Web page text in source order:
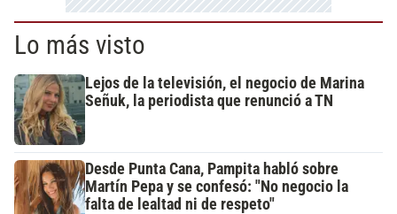
Lo más visto
Lejos de la televisión, el negocio de Marina
Señuk, la periodista que renunció a TN
Desde Punta Cana, Pampita habló sobre
Martín Pepa y se confesó: "No negocio la
falta de lealtad ni de respeto"